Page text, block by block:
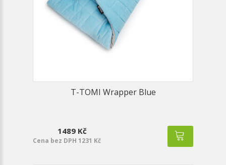
T-TOMI Wrapper Blue
1489 Kč
Cena bez DPH 1231 Kč